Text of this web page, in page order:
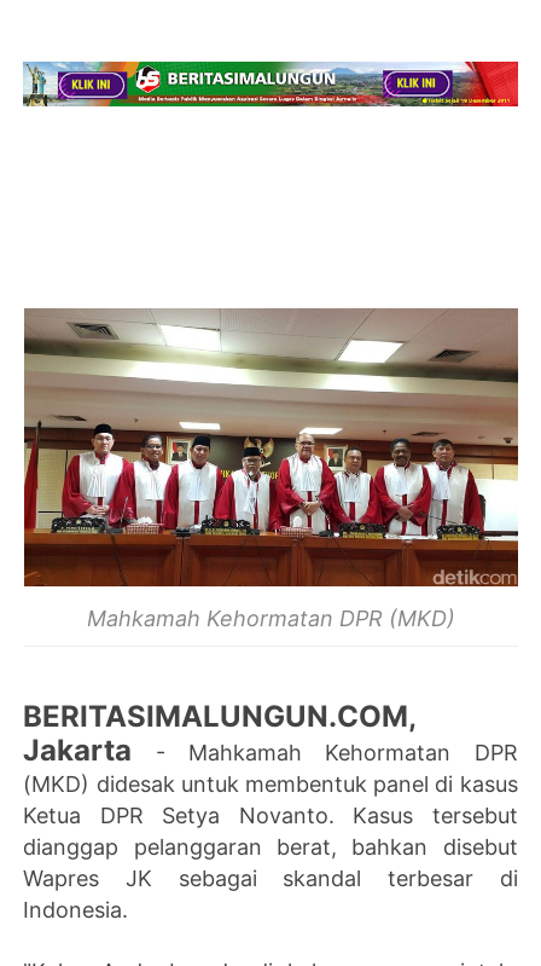
Mahkamah Kehormatan DPR (MKD)
BERITASIMALUNGUN.COM,
Jakarta - Mahkamah Kehormatan DPR
(MKD) didesak untuk membentuk panel di kasus
Ketua DPR Setya Novanto. Kasus tersebut
dianggap pelanggaran berat, bahkan disebut
Wapres JK sebagai skandal terbesar di
Indonesia.